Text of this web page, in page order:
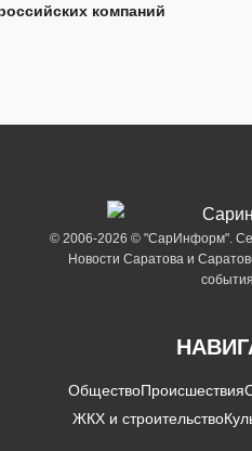
компаний
© 2006-2026 © "СарИнформ".
Новости Саратова и
ОбществоПроисшествия
ЖКХ и строительство